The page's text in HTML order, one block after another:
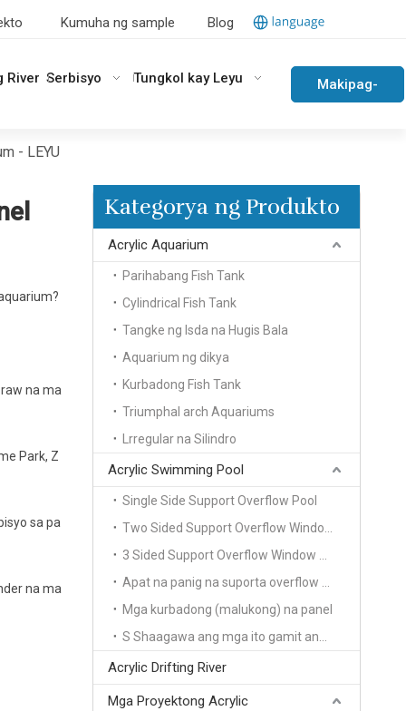
Kumuha ng sample Blog
River Serbisyo Tungkol kay Leyu Makipag-
- LEYU
na ma
Park, Z
sa pa
na ma
Kategorya ng Produkto
Acrylic Aquarium
Parihabang Fish Tank
Cylindrical Fish Tank
Tangke ng Isda na Hugis Bala
Aquarium ng dikya
Kurbadong Fish Tank
Triumphal arch Aquariums
Lrregular na Silindro
Acrylic Swimming Pool
Single Side Support Overflow Pool
Mga kurbadong (malukong) na panel
Acrylic Drifting River
Mga Proyektong Acrylic